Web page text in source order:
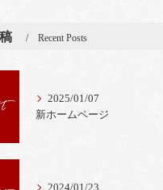
Recent Posts
2025/01/07
新ホームページ
2024/01/23